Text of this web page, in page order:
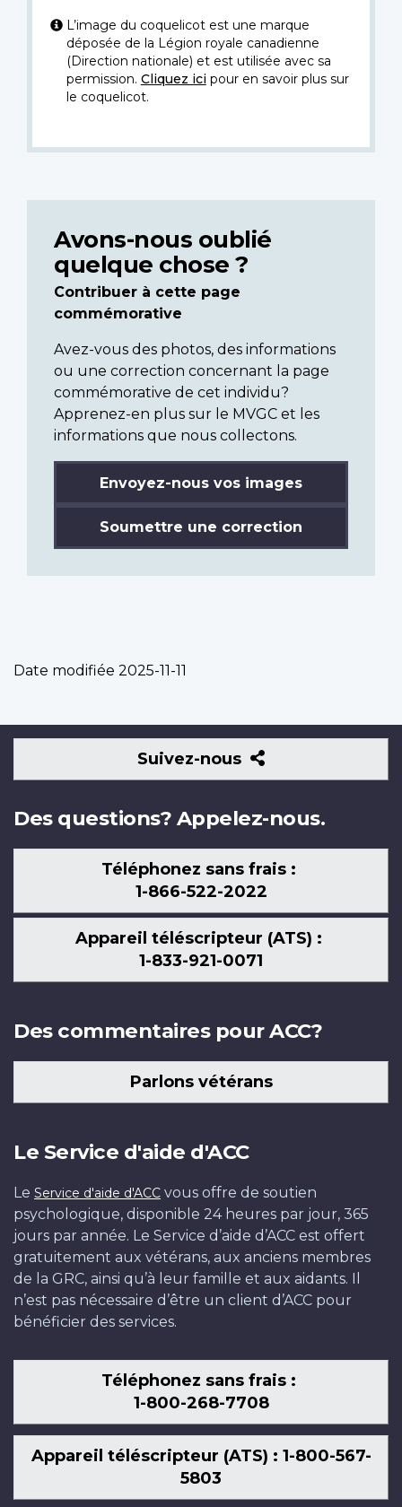
L’image du coquelicot est une marque
déposée de la Légion royale canadienne
(Direction nationale) et est utilisée avec sa
permission. Cliquez icipour en savoir plus sur
le coquelicot.
Avons-nous oublié
quelque chose ?
Contribuer à cette page
commémorative
Avez-vous des photos, des informations
ou une correction concernant la page
commémorative de cet individu?
Apprenez-en plus sur le MVGC et les
informations que nous collectons.
Envoyez-nous vos images
Soumettre une correction
Date modifiée 2025-11-11
Suivez-nous
Suivez-
nous
Des questions? Appelez-nous.
Téléphonez sans frais :
1-866-522-2022
Appareil téléscripteur (ATS) :
1-833-921-0071
Des commentaires pour ACC?
Parlons vétérans
Le Service d'aide d'ACC
Le Service d'aide d'ACC vous offre de soutien
psychologique, disponible 24 heures par jour, 365
jours par année. Le Service d’aide d’ACC est offert
gratuitement aux vétérans, aux anciens membres
de la GRC, ainsi qu’à leur famille et aux aidants. Il
n’est pas nécessaire d’être un client d’ACC pour
bénéficier des services.
Téléphonez sans frais :
1-800-268-7708
Appareil téléscripteur (ATS) : 1-800-567-
5803